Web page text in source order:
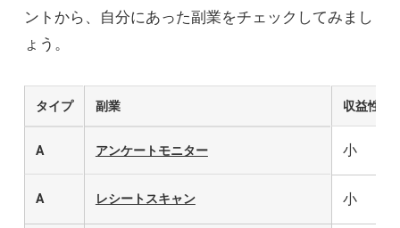
ントから、自分にあった副業をチェックしてみまし
ょう。
タイプ 副業 収益性
A アンケートモニター 小
A レシートスキャン 小